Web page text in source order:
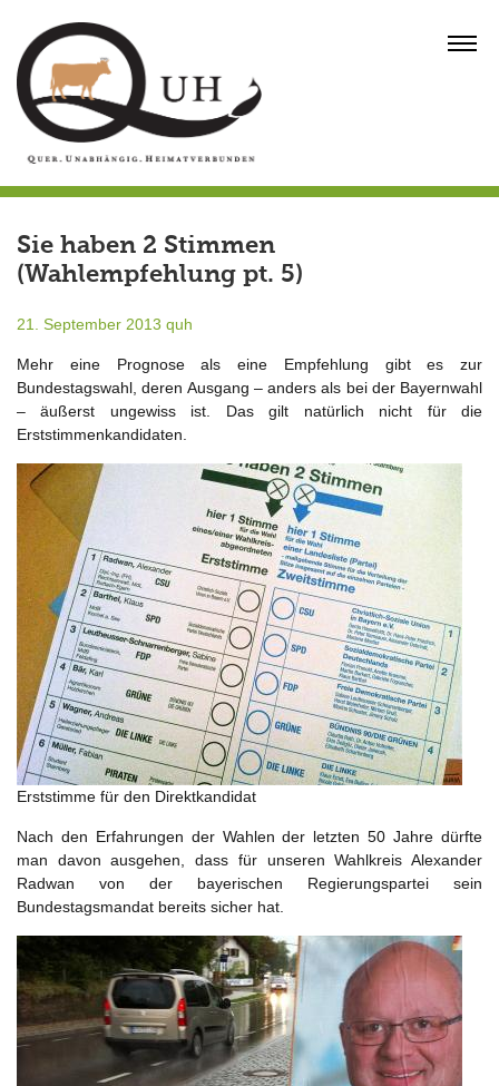
content
Sie haben 2 Stimmen
(Wahlempfehlung pt. 5)
21. September 2013 quh
Mehr eine Prognose als eine Empfehlung gibt es zur
Bundestagswahl, deren Ausgang – anders als bei der Bayernwahl
– äußerst ungewiss ist. Das gilt natürlich nicht für die
Erststimmenkandidaten.
Erststimme für den Direktkandidat
Nach den Erfahrungen der Wahlen der letzten 50 Jahre dürfte
man davon ausgehen, dass für unseren Wahlkreis Alexander
Radwan von der bayerischen Regierungspartei sein
Bundestagsmandat bereits sicher hat.